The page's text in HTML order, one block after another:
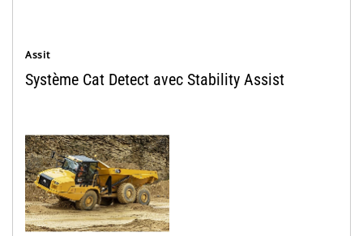
Assit
Système Cat Detect avec Stability Assist